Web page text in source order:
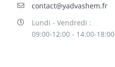
contact@yadvashem.fr
Lundi - Vendredi :
09:00-12:00 - 14:00-18:00